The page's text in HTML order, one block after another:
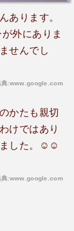
あります。
外にありま
せんでし
典:www.google.com
かたも親切
けではあり
ました。☺️☺️
典:www.google.com